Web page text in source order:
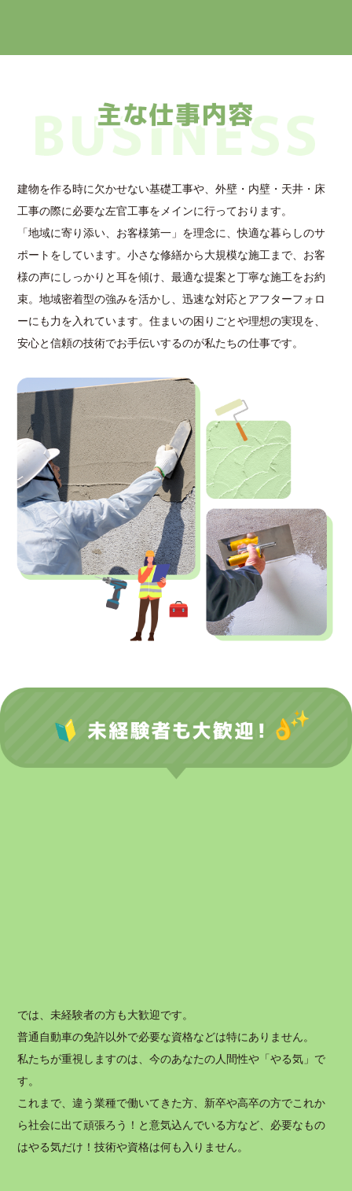
建物を作る時に欠かせない基礎工事や、外壁・内壁・天井・床
工事の際に必要な左官工事をメインに行っております。
「地域に寄り添い、お客様第一」を理念に、快適な暮らしのサ
ポートをしています。小さな修繕から大規模な施工まで、お客
様の声にしっかりと耳を傾け、最適な提案と丁寧な施工をお約
束。地域密着型の強みを活かし、迅速な対応とアフターフォロ
ーにも力を入れています。住まいの困りごとや理想の実現を、
安心と信頼の技術でお手伝いするのが私たちの仕事です。
では、未経験者の方も大歓迎です。
普通自動車の免許以外で必要な資格などは特にありません。
私たちが重視しますのは、今のあなたの人間性や「やる気」で
す。
これまで、違う業種で働いてきた方、新卒や高卒の方でこれか
ら社会に出て頑張ろう！と意気込んでいる方など、必要なもの
はやる気だけ！技術や資格は何も入りません。